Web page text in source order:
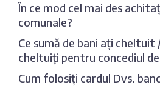
În ce mod cel mai des
comunale?
Ce sumă de bani ați cheltuit
cheltuiți pentru concediul
Cum folosiți cardul Dvs.